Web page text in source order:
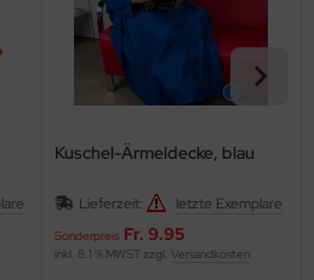
Kuschel-Ärmeldecke, blau
Lieferzeit: letzte Exemplare
Sonderpreis Fr. 9.95
inkl. 8.1 % MWST zzgl. Versandkosten